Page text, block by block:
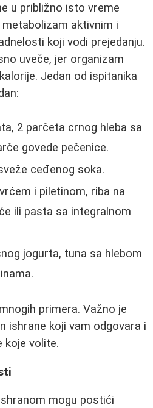
u približno isto vreme
aktivnim i
koji vodi prejedanju.
uveče, jer organizam
Jedan od ispitanika
2 parčeta crnog hleba sa
govede pečenice.
ceđenog soka.
i piletinom, riba na
ili pasta sa integralnom
jogurta, tuna sa hlebom
primera. Važno je
ishrane koji vam odgovara i
koje volite.
mogu postići